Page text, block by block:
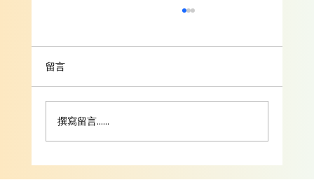
天主教香港聖經協會50周年紀念「熱愛天主聖
天主建立親密的關係，也因此而獲得平安與喜
樂。 你們什麼也不要掛慮，只在一切事上，以懇
求和祈禱，懷著感謝之心，向天主呈上你們的請
外，弟兄們！凡是真實的，凡是高尚的，凡是正
留言
撰寫留言......